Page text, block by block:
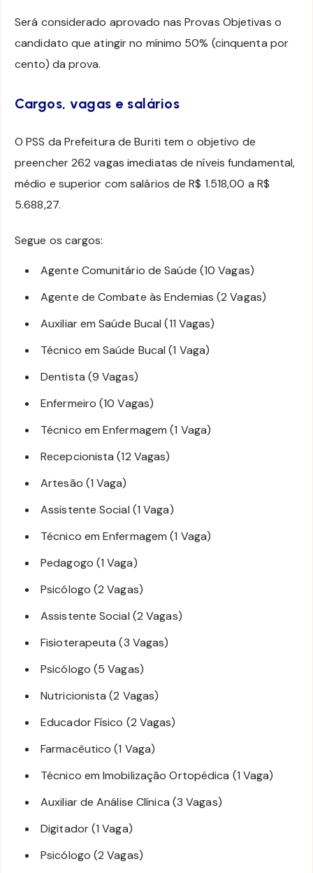
Será considerado aprovado nas Provas Objetivas o
candidato que atingir no mínimo 50% (cinquenta por
cento) da prova.
Cargos, vagas e salários
O PSS da Prefeitura de Buriti tem o objetivo de
preencher 262 vagas imediatas de níveis fundamental,
médio e superior com salários de R$ 1.518,00 a R$
5.688,27.
Segue os cargos:
Agente Comunitário de Saúde (10 Vagas)
Agente de Combate às Endemias (2 Vagas)
Auxiliar em Saúde Bucal (11 Vagas)
Técnico em Saúde Bucal (1 Vaga)
Dentista (9 Vagas)
Enfermeiro (10 Vagas)
Técnico em Enfermagem (1 Vaga)
Recepcionista (12 Vagas)
Artesão (1 Vaga)
Assistente Social (1 Vaga)
Técnico em Enfermagem (1 Vaga)
Pedagogo (1 Vaga)
Psicólogo (2 Vagas)
Assistente Social (2 Vagas)
Fisioterapeuta (3 Vagas)
Psicólogo (5 Vagas)
Nutricionista (2 Vagas)
Educador Físico (2 Vagas)
Farmacêutico (1 Vaga)
Técnico em Imobilização Ortopédica (1 Vaga)
Auxiliar de Análise Clínica (3 Vagas)
Digitador (1 Vaga)
Psicólogo (2 Vagas)